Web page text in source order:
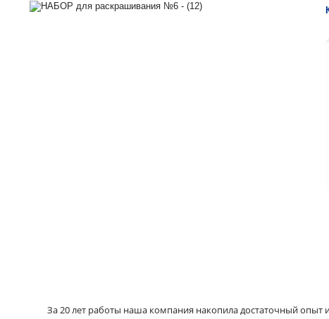
За 20 лет работы наша компания накопила достаточный опыт